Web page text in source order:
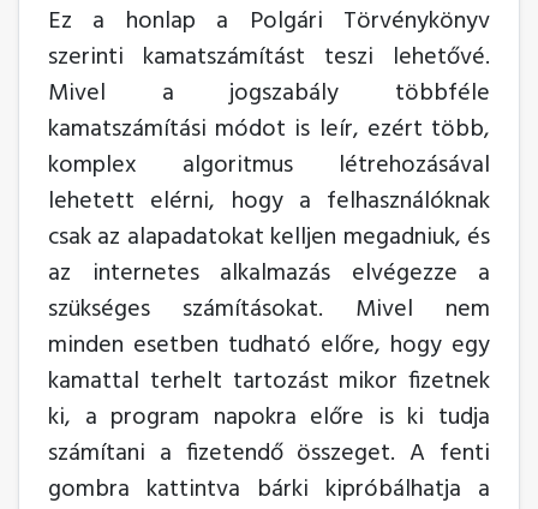
Ez a honlap a Polgári Törvénykönyv
szerinti kamatszámítást teszi lehetővé.
Mivel a jogszabály többféle
kamatszámítási módot is leír, ezért több,
komplex algoritmus létrehozásával
lehetett elérni, hogy a felhasználóknak
csak az alapadatokat kelljen megadniuk, és
az internetes alkalmazás elvégezze a
szükséges számításokat. Mivel nem
minden esetben tudható előre, hogy egy
kamattal terhelt tartozást mikor fizetnek
ki, a program napokra előre is ki tudja
számítani a fizetendő összeget. A fenti
gombra kattintva bárki kipróbálhatja a